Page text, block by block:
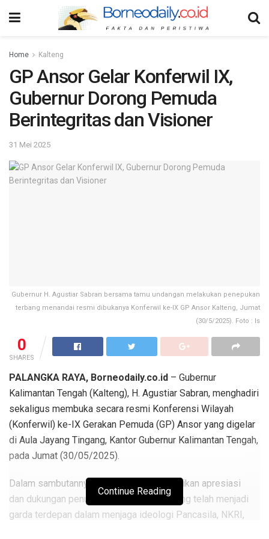
Home Kalteng
GP Ansor Gelar Konferwil IX,
Gubernur Dorong Pemuda
Berintegritas dan Visioner
31 Mei 2025
Gubernur H. Agustiar Sabran bersama tamu undangan melakukan penepukan
terbang menandai resmi dibukanya Konferwil ke-IX GP Ansor Kalteng, Jumat
(30/5/2025). Foto : Is
0
SHARES
PALANGKA RAYA, Borneodaily.co.id – Gubernur
Kalimantan Tengah (Kalteng), H. Agustiar Sabran, menghadiri
sekaligus membuka secara resmi Konferensi Wilayah
(Konferwil) ke-IX Gerakan Pemuda (GP) Ansor yang digelar
di Aula Jayang Tingang, Kantor Gubernur Kalimantan Tengah,
pada Jumat (30/05/2025).
Dalam sambutannya, Gubernur menyampaikan apresiasi
dan dukungan penuh kepada GP Ansor yang telah menjadi
garda terdepan dalam menjaga ideologi Pancasila, NKRI,
Continue Reading